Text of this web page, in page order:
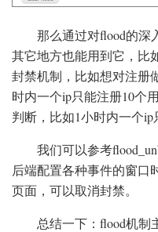
那么通过对flood的深
其它地方也能用到它，比
封禁机制，比如想对注册
时内一个ip只能注册10个
判断，比如1小时内一个ip
我们可以参考
后端配置各种事件的窗口
页面，可以取消封禁。
总结一下：flood机制